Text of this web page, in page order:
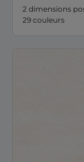
2 dimensions
29 couleurs